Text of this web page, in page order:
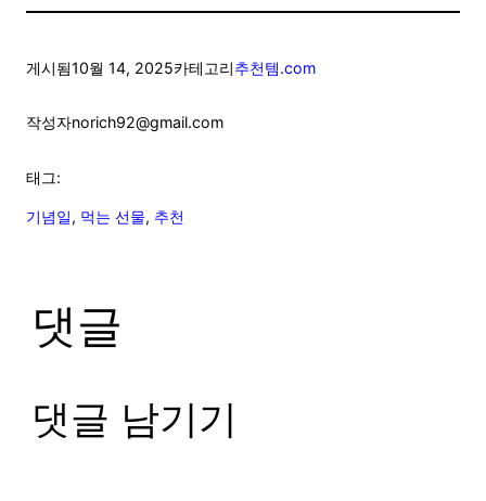
게시됨10월 14, 2025카테고리추천템.com
작성자norich92@gmail.com
태그:
기념일, 먹는 선물, 추천
댓글
댓글 남기기